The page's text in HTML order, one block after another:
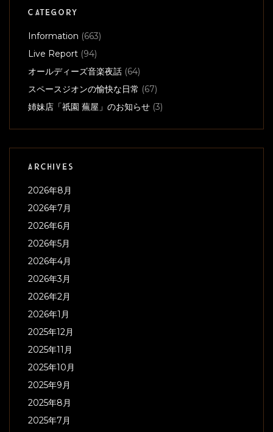
CATEGORY
Information (663)
Live Report (94)
オールディーズ音楽夜話 (64)
スペースジオンの愉快な日常 (67)
姉妹店「祇園 蕪屋」のお知らせ (3)
ARCHIVES
2026年8月
2026年7月
2026年6月
2026年5月
2026年4月
2026年3月
2026年2月
2026年1月
2025年12月
2025年11月
2025年10月
2025年9月
2025年8月
2025年7月